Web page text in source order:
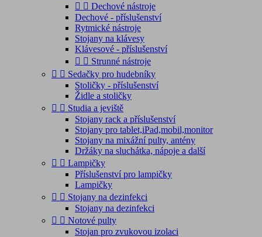
  Dechové nástroje
Dechové - příslušenství
Rytmické nástroje
Stojany na klávesy
Klávesové - příslušenství
  Strunné nástroje
  Sedačky pro hudebníky
Stoličky - příslušenství
Židle a stoličky
  Studia a jeviště
Stojany rack a příslušenství
Stojany pro tablet,iPad,mobil,monitor
Stojany na mixážní pulty, antény
Držáky na sluchátka, nápoje a další
  Lampičky
Příslušenství pro lampičky
Lampičky
  Stojany na dezinfekci
Stojany na dezinfekci
  Notové pulty
Stojan pro zvukovou izolaci